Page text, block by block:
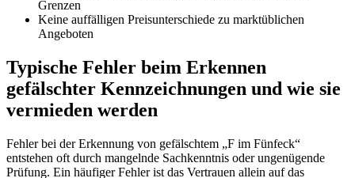
Grenzen
Keine auffälligen Preisunterschiede zu marktüblichen
Angeboten
Typische Fehler beim Erkennen
gefälschter Kennzeichnungen und wie sie
vermieden werden
Fehler bei der Erkennung von gefälschtem „F im Fünfeck“
entstehen oft durch mangelnde Sachkenntnis oder ungenügende
Prüfung. Ein häufiger Fehler ist das Vertrauen allein auf das